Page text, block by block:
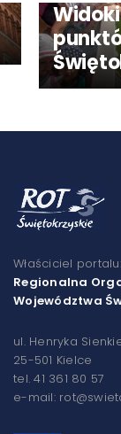
Właściciel portalu:
Regionalna
Województwa
ul. Henryka
25-501 Kielce
tel. 41 361 80 57
e-mail: